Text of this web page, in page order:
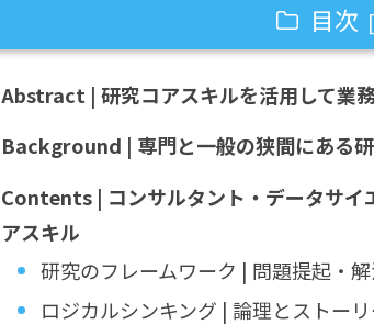
目次
Abstract | 研究コアスキルを活用して業
Background | 専門と一般の狭間にある
Contents | コンサルタント・データサイ
アスキル
研究のフレームワーク | 問題提起・
ロジカルシンキング | 論理とストー